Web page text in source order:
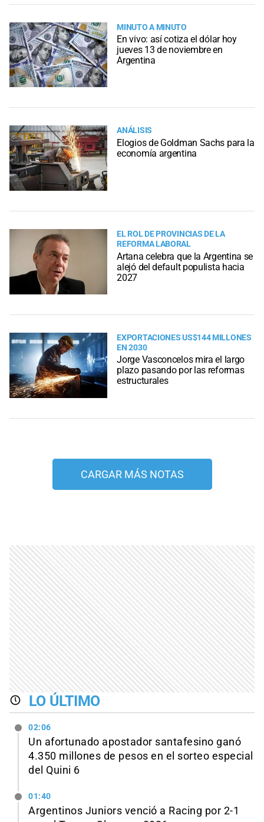
MINUTO A MINUTO
En vivo: así cotiza el dólar hoy
jueves 13 de noviembre en
Argentina
ANÁLISIS
Elogios de Goldman Sachs para la
economía argentina
EL ROL DE PROVINCIAS DE LA
REFORMA LABORAL
Artana celebra que la Argentina se
alejó del default populista hacia
2027
EXPORTACIONES US$144 MILLONES
EN 2030
Jorge Vasconcelos mira el largo
plazo pasando por las reformas
estructurales
CARGAR MÁS NOTAS
LO ÚLTIMO
02:06
Un afortunado apostador santafesino ganó
4.350 millones de pesos en el sorteo especial
del Quini 6
01:40
Argentinos Juniors venció a Racing por 2-1